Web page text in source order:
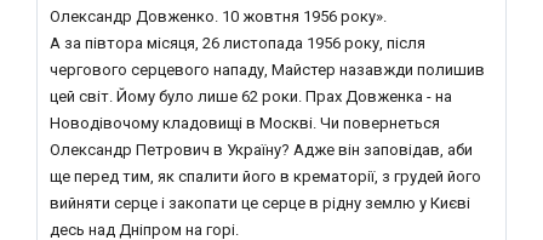
Олександр Довженко. 10 жовтня 1956 року».
А за півтора місяця, 26 листопада 1956 року, після
чергового серцевого нападу, Майстер назавжди полишив
цей світ. Йому було лише 62 роки. Прах Довженка - на
Новодівочому кладовищі в Москві. Чи повернеться
Олександр Петрович в Україну? Адже він заповідав, аби
ще перед тим, як спалити його в крематорії, з грудей його
вийняти серце і закопати це серце в рідну землю у Києві
десь над Дніпром на горі.